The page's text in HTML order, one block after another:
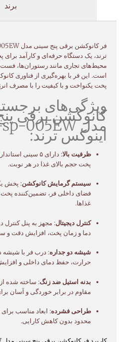
برند
فرکانوکشن برقی پنج سینی مدل
ترند، یک دستگاه حرفه‌ای وکارآمد برای
محیط‌های تجاری مانندرستوران‌ها،
است. این فر با بهره‌گیری از فناوری
پخت یکنواختو باکیفیترا با مصرف
ویژگی‌های
کانوکشن برقی
مدل sp-005EW
اینوکسترند:
ظرفیت بالا: دارای۵ سینی
پخت حجم بالایغذا در هر نوبت.
سیستمگرمایشکانوکشن: پخش
فضای داخلیفر،تضمین‌کننده پخت
غذاها.
کنترلدیجیتال: مجهز به پنلکنترل
دماوزمان پخت، افزایش دقتو
شیشهدوجداره: دربفر با شیشه
حرارت، حفظ دمای داخلیو
بدنه استیلضدزنگ: ساخته شده از
مقاوم در برابر خوردگیو آسان
طراحیفشرده: ابعاد مناسب برای
محدود بدونکاهشکارایی.